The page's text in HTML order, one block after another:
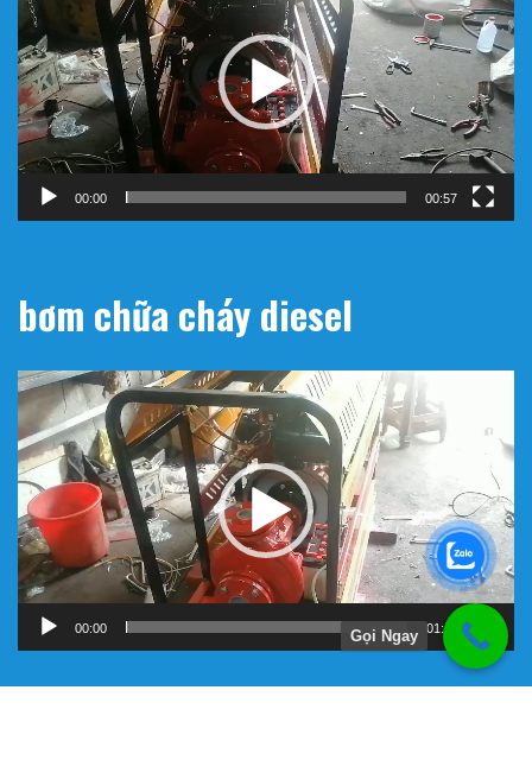
Video
00:00 00:57
bơm chữa cháy diesel
Trình
chơi
Video
00:00 01:11
Gọi Ngay